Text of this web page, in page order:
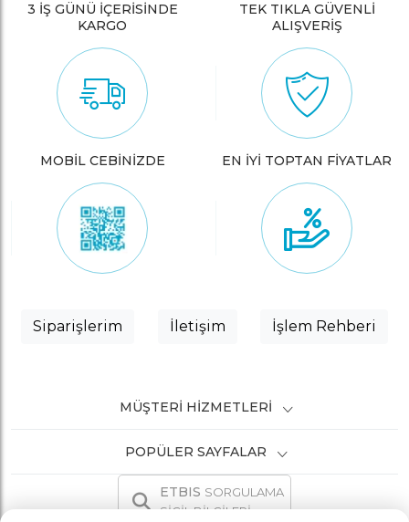
3 İŞ GÜNÜ İÇERİSİNDE
KARGO
TEK TIKLA GÜVENLİ
ALIŞVERİŞ
MOBİL CEBİNİZDE EN İYİ TOPTAN FİYATLAR
Siparişlerim İletişim İşlem Rehberi
MÜŞTERI HIZMETLERI
POPÜLER SAYFALAR
ETBIS SORGULAMA
SİCİL BİLGİLERİ